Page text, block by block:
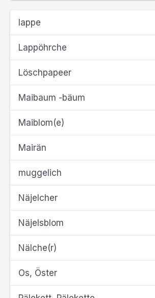
lappe
Lappöhrche
Löschpapeer
Maibaum -bäum
Maiblom(e)
Mairän
muggelich
Näjelcher
Näjelsblom
Nälche(r)
Os, Öster